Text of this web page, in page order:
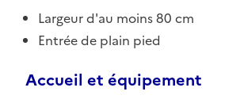
Largeur d'au moins 80 cm
Entrée de plain pied
Accueil et équipement